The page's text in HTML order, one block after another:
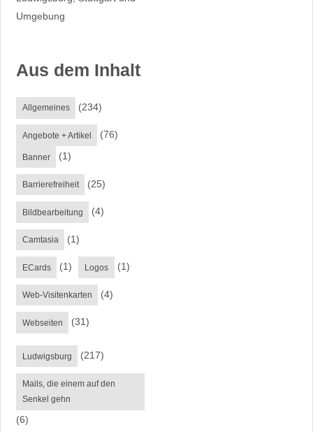
Umgebung
Aus dem Inhalt
Allgemeines (234)
Angebote + Artikel (76)
Banner (1)
Barrierefreiheit (25)
Bildbearbeitung (4)
Camtasia (1)
ECards (1) Logos (1)
Web-Visitenkarten (4)
Webseiten (31)
Ludwigsburg (217)
Mails, die einem auf den
Senkel gehn
(6)